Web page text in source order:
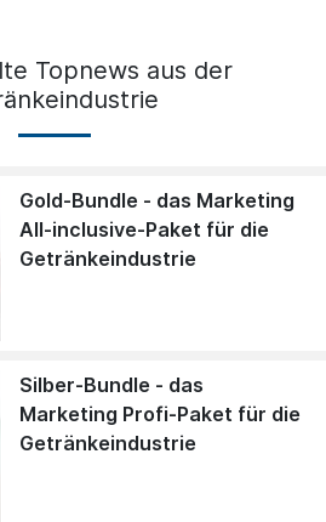
Topnews aus der
Gold-Bundle - das Marketing
All-inclusive-Paket für die
Getränkeindustrie
Silber-Bundle - das
Marketing Profi-Paket für die
Getränkeindustrie